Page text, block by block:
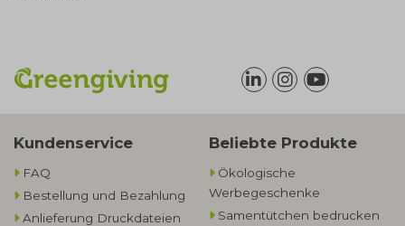
Kundenservice
FAQ
Bestellung und Bezahlung
Anlieferung Druckdateien
Beliebte Produkte
Ökologische
Werbegeschenke​
Samentütchen bedrucken